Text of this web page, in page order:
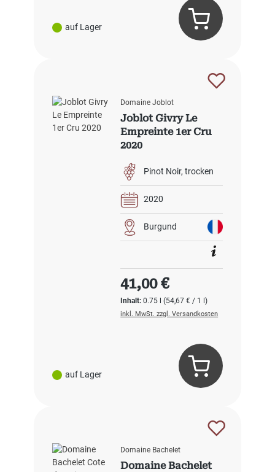
auf Lager
auf Lager
Domaine Joblot
Joblot Givry Le
Empreinte 1er Cru
2020
Pinot Noir trocken
2020
Burgund
Inhalt:0.75 l(54,67 € / 1 l)
Regulärer Preis:
41,00 €
inkl. MwSt. zzgl. Versandkosten
Domaine Bachelet
Domaine Bachelet